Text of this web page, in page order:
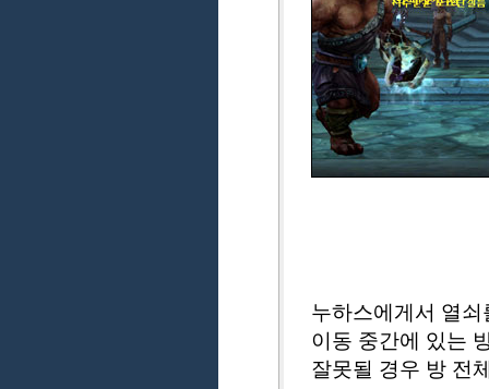
누하스에게서 열
이동 중간에 있는
잘못될 경우 방 전